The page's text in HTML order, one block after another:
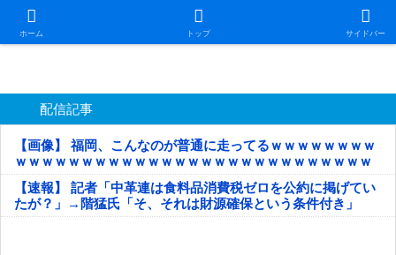
ホーム トップ サイドバー
日本第一！ニュース録
配信記事
【画像】 福岡、こんなのが普通に走ってるｗｗｗｗｗｗｗｗ
ｗｗｗｗｗｗｗｗｗｗｗｗｗｗｗｗｗｗｗｗｗｗｗｗｗｗｗ
ｗｗｗｗｗ
【速報】 記者「中革連は食料品消費税ゼロを公約に掲げてい
たが？」→階猛氏「そ、それは財源確保という条件付き」